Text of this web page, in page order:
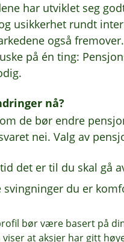
har utviklet seg
usikkerhet rundt
også
på én ting:
nå?
de bør endre
nei. Valg av
det er til du skal gå
svingninger du er
bør være basert på
at aksjer har gitt